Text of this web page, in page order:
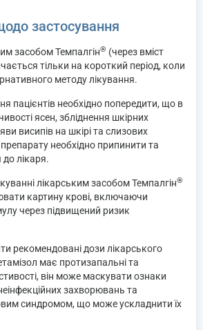
застосування
засобом Темпалгін® (через вміст
тільки на короткий період, коли
методу лікування.
пацієнтів необхідно попередити, що в
ясен, збліднення шкірних
висипів на шкірі та слизових
необхідно припинити та
до лікаря.
лікарським засобом Темпалгін®
картину крові, включаючи
через підвищений ризик
рекомендовані дози лікарського
має протизапальні та
він може маскувати ознаки
захворювань та
синдромом, що може ускладнити їх